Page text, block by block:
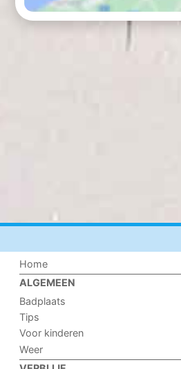
Home
ALGEMEEN
Badplaats
Tips
Voor kinderen
Weer